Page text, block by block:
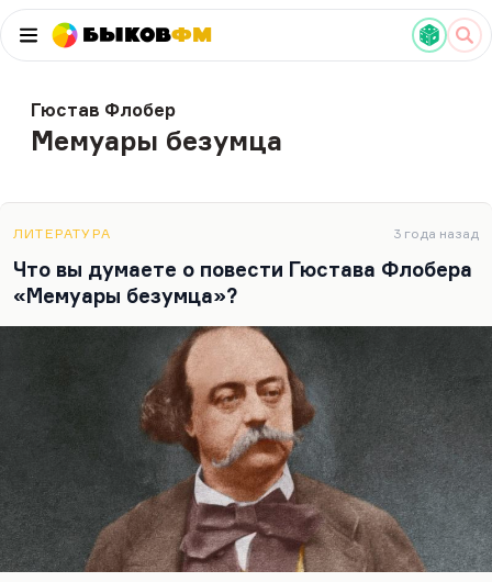
БыковФМ
Гюстав Флобер
Мемуары безумца
ЛИТЕРАТУРА 3 года назад
Что вы думаете о повести Гюстава Флобера
«Мемуары безумца»?